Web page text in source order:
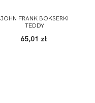
JOHN FRANK BOKSERKI
TEDDY
65,01 zł